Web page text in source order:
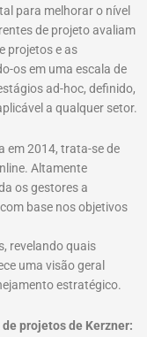
para melhorar o nível
de projeto avaliam
projetos e as
os em uma escala de
ad-hoc, definido,
a qualquer setor.
em 2014, trata-se de
Altamente
os gestores a
base nos objetivos
revelando quais
uma visão geral
estratégico.
projetos de Kerzner: